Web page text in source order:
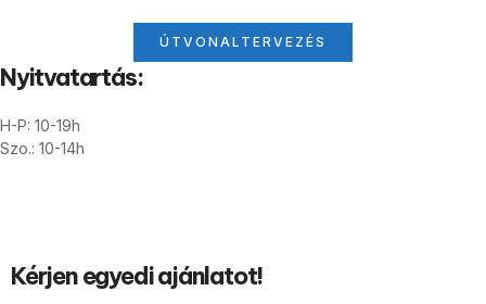
ÚTVONALTERVEZÉS
Nyitvatartás:
H-P: 10-19h
Szo.: 10-14h
Kérjen egyedi ajánlatot!